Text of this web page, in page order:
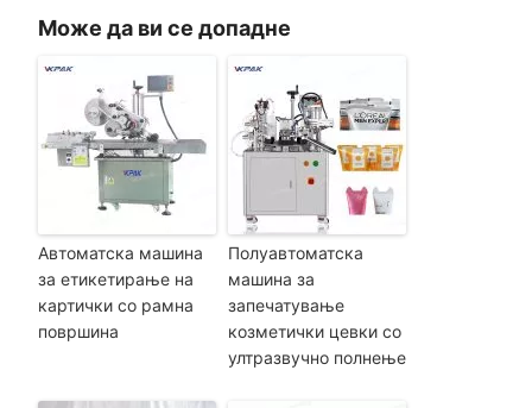
Може да ви се допадне
Автоматска машина
за етикетирање на
картички со рамна
површина
Полуавтоматска
машина за
запечатување
козметички цевки со
ултразвучно полнење